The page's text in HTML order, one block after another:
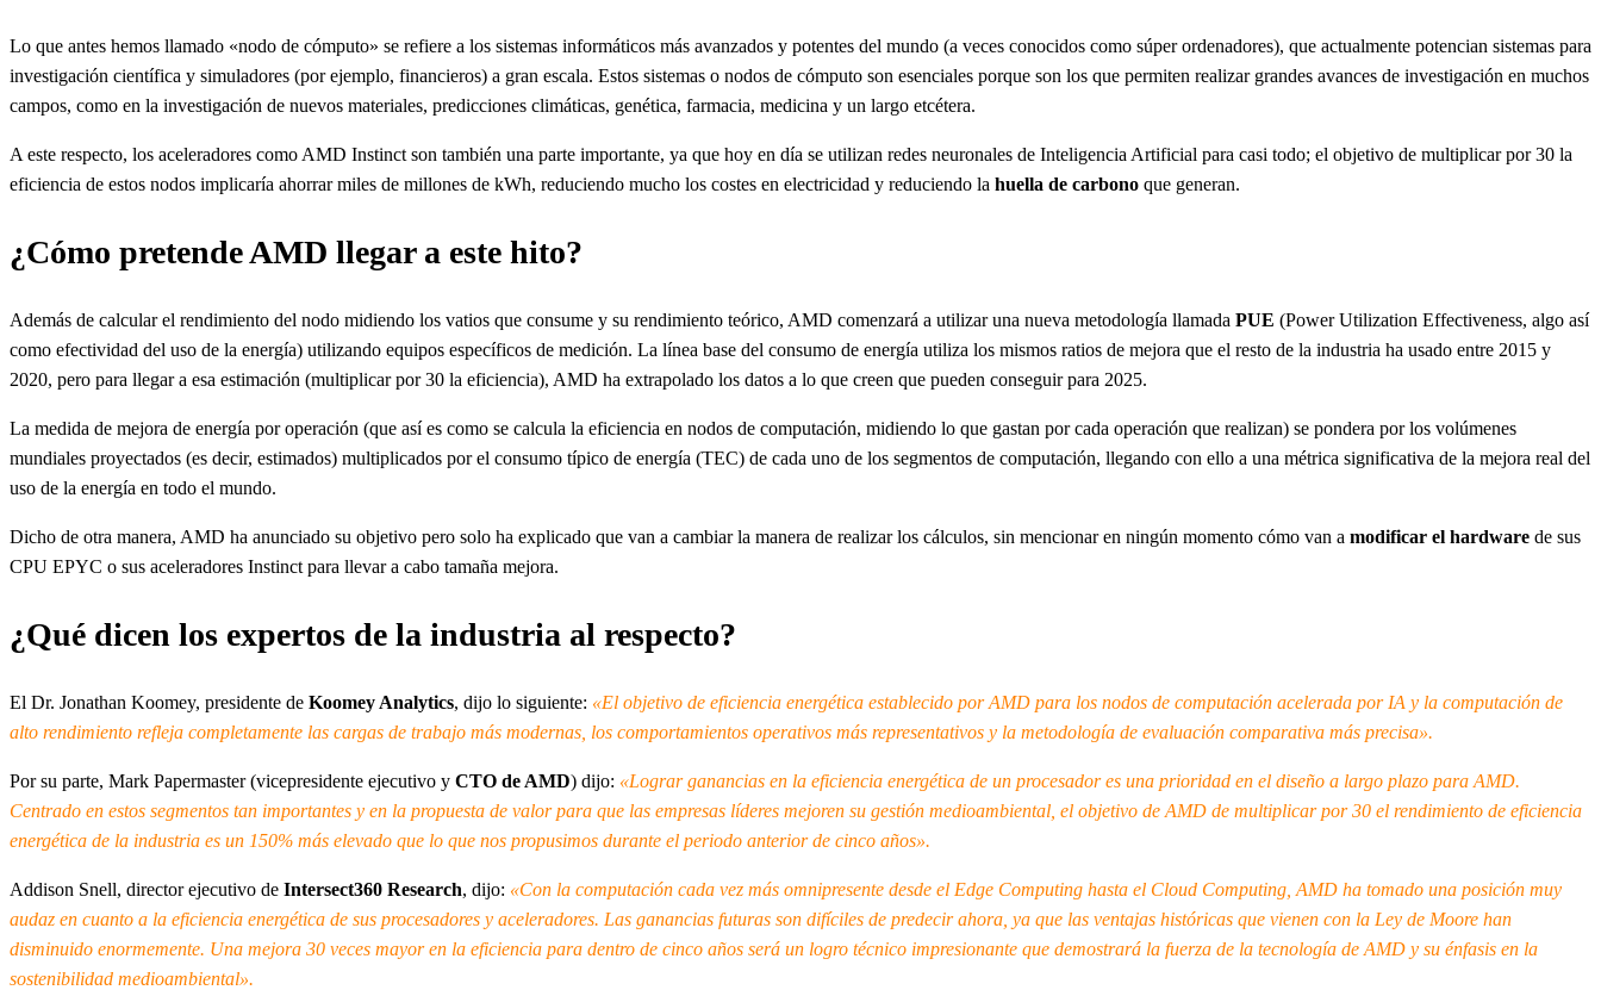
Lo que antes hemos llamado «nodo de cómputo» se refiere a los sistemas informáticos más avanzados y potentes del mundo (a veces conocidos como súper ordenadores), que actualmente potencian sistemas para
investigación científica y simuladores (por ejemplo, financieros) a gran escala. Estos sistemas o nodos de cómputo son esenciales porque son los que permiten realizar grandes avances de investigación en muchos
campos, como en la investigación de nuevos materiales, predicciones climáticas, genética, farmacia, medicina y un largo etcétera.
A este respecto, los aceleradores como AMD Instinct son también una parte importante, ya que hoy en día se utilizan redes neuronales de Inteligencia Artificial para casi todo; el objetivo de multiplicar por 30 la
eficiencia de estos nodos implicaría ahorrar miles de millones de kWh, reduciendo mucho los costes en electricidad y reduciendo la huella de carbono que generan.
¿Cómo pretende AMD llegar a este hito?
Además de calcular el rendimiento del nodo midiendo los vatios que consume y su rendimiento teórico, AMD comenzará a utilizar una nueva metodología llamada PUE (Power Utilization Effectiveness, algo así
como efectividad del uso de la energía) utilizando equipos específicos de medición. La línea base del consumo de energía utiliza los mismos ratios de mejora que el resto de la industria ha usado entre 2015 y
2020, pero para llegar a esa estimación (multiplicar por 30 la eficiencia), AMD ha extrapolado los datos a lo que creen que pueden conseguir para 2025.
La medida de mejora de energía por operación (que así es como se calcula la eficiencia en nodos de computación, midiendo lo que gastan por cada operación que realizan) se pondera por los volúmenes
mundiales proyectados (es decir, estimados) multiplicados por el consumo típico de energía (TEC) de cada uno de los segmentos de computación, llegando con ello a una métrica significativa de la mejora real del
uso de la energía en todo el mundo.
Dicho de otra manera, AMD ha anunciado su objetivo pero solo ha explicado que van a cambiar la manera de realizar los cálculos, sin mencionar en ningún momento cómo van a modificar el hardware de sus
CPU EPYC o sus aceleradores Instinct para llevar a cabo tamaña mejora.
¿Qué dicen los expertos de la industria al respecto?
El Dr. Jonathan Koomey, presidente de Koomey Analytics, dijo lo siguiente: «El objetivo de eficiencia energética establecido por AMD para los nodos de computación acelerada por IA y la computación de
alto rendimiento refleja completamente las cargas de trabajo más modernas, los comportamientos operativos más representativos y la metodología de evaluación comparativa más precisa».
Por su parte, Mark Papermaster (vicepresidente ejecutivo y CTO de AMD) dijo: «Lograr ganancias en la eficiencia energética de un procesador es una prioridad en el diseño a largo plazo para AMD.
Centrado en estos segmentos tan importantes y en la propuesta de valor para que las empresas líderes mejoren su gestión medioambiental, el objetivo de AMD de multiplicar por 30 el rendimiento de eficiencia
energética de la industria es un 150% más elevado que lo que nos propusimos durante el periodo anterior de cinco años».
Addison Snell, director ejecutivo de Intersect360 Research, dijo: «Con la computación cada vez más omnipresente desde el Edge Computing hasta el Cloud Computing, AMD ha tomado una posición muy
audaz en cuanto a la eficiencia energética de sus procesadores y aceleradores. Las ganancias futuras son difíciles de predecir ahora, ya que las ventajas históricas que vienen con la Ley de Moore han
disminuido enormemente. Una mejora 30 veces mayor en la eficiencia para dentro de cinco años será un logro técnico impresionante que demostrará la fuerza de la tecnología de AMD y su énfasis en la
sostenibilidad medioambiental».